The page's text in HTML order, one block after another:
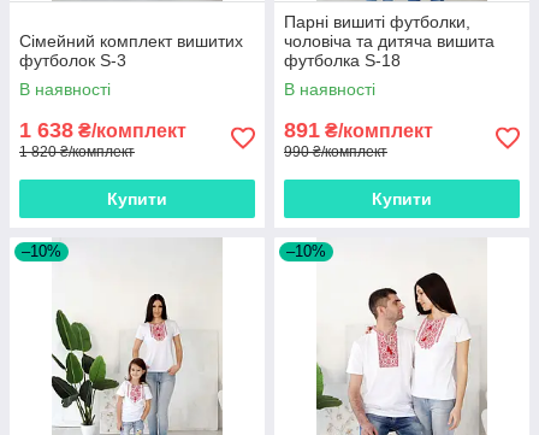
Сімейний комплект вишитих
футболок S-3
В наявності
1 638 ₴/комплект
1 820 ₴/комплект
Купити
Парні вишиті футболки,
чоловіча та дитяча вишита
футболка S-18
В наявності
891 ₴/комплект
990 ₴/комплект
Купити
–10% –10%